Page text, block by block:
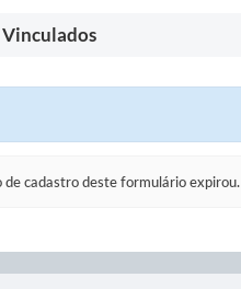
de cadastro deste formulário expirou.